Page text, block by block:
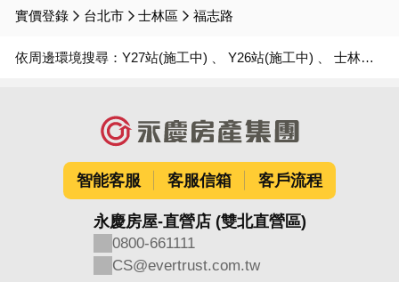
實價登錄 台北市 士林區 福志路
依周邊環境搜尋： Y27站(施工中) Y26站(施工中) 士林站
智能客服 客服信箱 客戶流程
永慶房屋-直營店 (雙北直營區)
0800-661111
CS@evertrust.com.tw